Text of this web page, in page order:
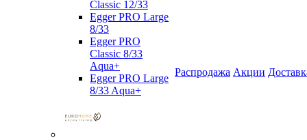
Classic 12/33
Egger PRO Large
8/33
Egger PRO
Classic 8/33
Aqua+
Egger PRO Large
8/33 Aqua+
Распродажа Акции